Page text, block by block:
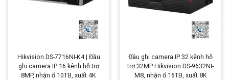
Hikvision DS-7716NI-K4 | Đầu
ghi camera IP 16 kênh hỗ trợ
8MP, nhận ổ 10TB, xuất 4K
Đầu ghi camera IP 32 kênh hỗ
trợ 32MP Hikvision DS-9632NI-
M8, nhận ổ 16TB, xuất 8K